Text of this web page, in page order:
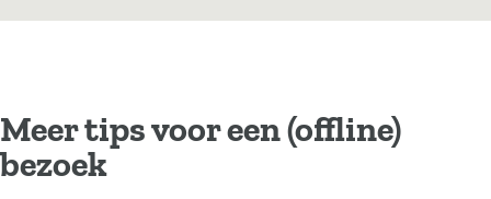
:
D
i
Meer tips voor een (offline)
bezoek